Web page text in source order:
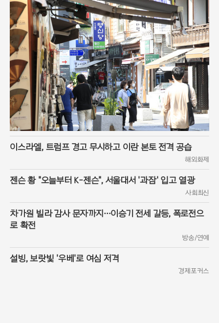
이스라엘, 트럼프 경고 무시하고 이란 본토 전격 공습
해외화제
젠슨 황 "오늘부터 K-젠슨", 서울대서 '과잠' 입고 열광
사회최신
차가원 빌라 감사 문자까지…이승기 전세 갈등, 폭로전으
로 확전
방송/연예
설빙, 보랏빛 '우베'로 여심 저격
경제포커스